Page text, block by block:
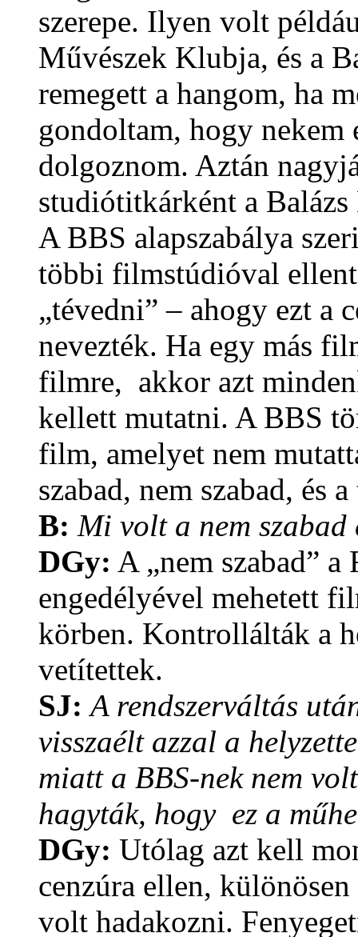
szerepe. Ilyen volt
Művészek Klubja, és a
remegett a hangom, ha
gondoltam, hogy nekem
dolgoznom. Aztán
studiótitkárként a
A BBS alapszabálya
többi filmstúdióval
„tévedni” – ahogy ezt a
nevezték. Ha egy más
filmre, akkor azt
kellett mutatni. A BBS
film, amelyet nem
szabad, nem szabad, és
B: Mi volt a nem
DGy: A „nem szabad”
engedélyével mehetett
körben. Kontrollálták a
vetítettek.
SJ: A rendszerváltás
visszaélt azzal a
miatt a BBS-nek nem
hagyták, hogy ez a
DGy: Utólag azt kell
cenzúra ellen,
volt hadakozni.